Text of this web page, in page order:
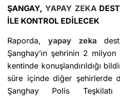
ŞANGAY, YAPAY ZEKA
İLE KONTROL EDİLECEK
Raporda,yapay zeka
Şanghay’ın şehrinin 2
kentinde konuşlandırıldığı
süre içinde diğer şehirlerde
Şanghay Polis Teşkilatı